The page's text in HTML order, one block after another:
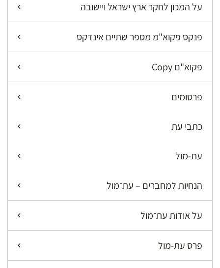
על המכון לחקר ארץ ישראל ויישובה
פנקס פקוא"מ מספר שתיים אינדקס
פקוא"ם Copy
פרסומים
כתבי עת
עת-מול
הנחיות למחברים – עת־מול
על אודות עת־מול
פרס עת-מול